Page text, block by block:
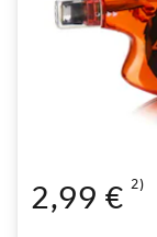
2,99 € 2)